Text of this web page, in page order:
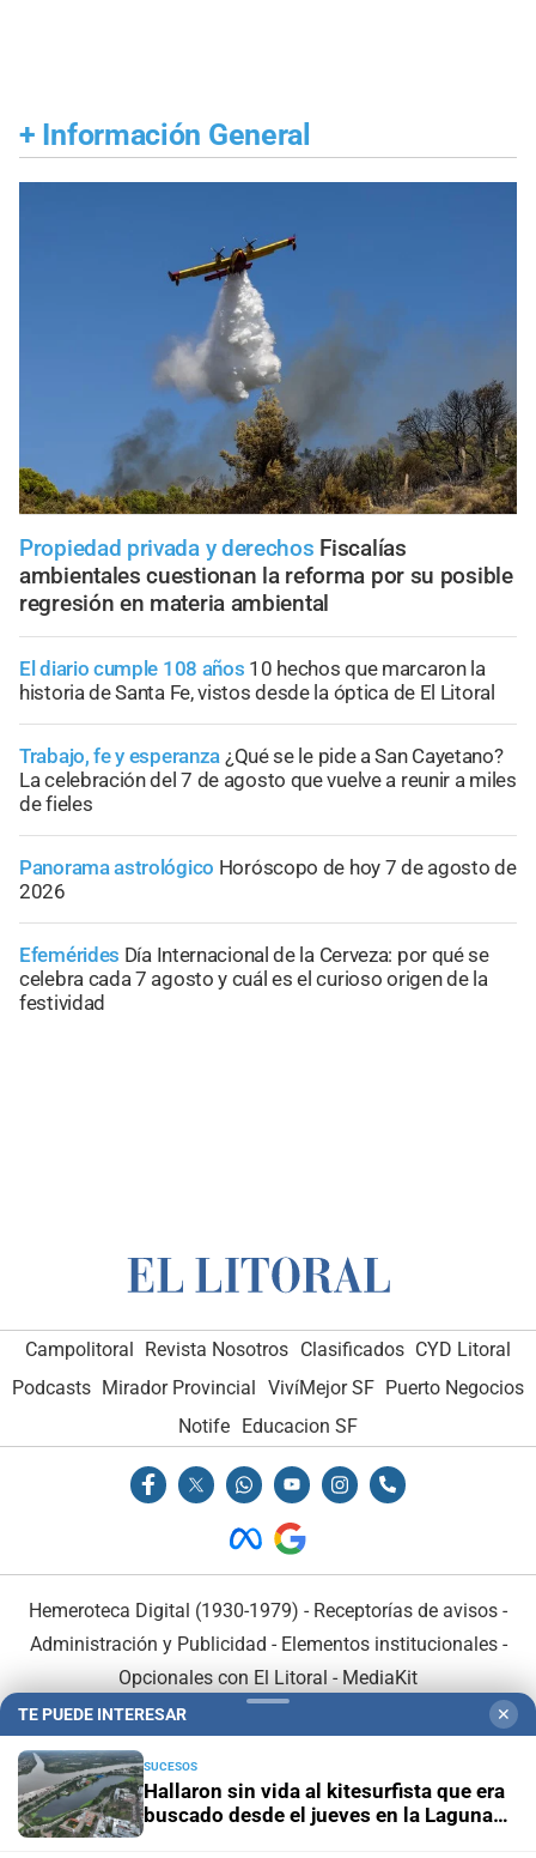
+ Información General
Propiedad privada y derechos Fiscalías
ambientales cuestionan la reforma por su posible
regresión en materia ambiental
El diario cumple 108 años 10 hechos que marcaron la
historia de Santa Fe, vistos desde la óptica de El Litoral
Trabajo, fe y esperanza ¿Qué se le pide a San Cayetano?
La celebración del 7 de agosto que vuelve a reunir a miles
de fieles
Panorama astrológico Horóscopo de hoy 7 de agosto de
2026
Efemérides Día Internacional de la Cerveza: por qué se
celebra cada 7 agosto y cuál es el curioso origen de la
festividad
Campolitoral Revista Nosotros Clasificados CYD Litoral
Podcasts Mirador Provincial VivíMejor SF Puerto Negocios
Notife
Educacion SF
Hemeroteca Digital (1930-1979) - Receptorías de avisos -
Administración y Publicidad - Elementos institucionales-
Opcionales con El Litoral - MediaKit
TE PUEDE INTERESAR ✕
SUCESOS
Hallaron sin vida al kitesurfista que era
buscado desde el jueves en la Laguna